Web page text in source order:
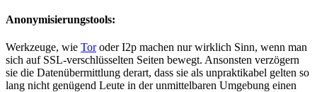
Anonymisierungstools:
Werkzeuge, wie Toroder I2p machen nur wirklich Sinn, wenn man
sich auf SSL-verschlüsselten Seiten bewegt. Ansonsten verzögern
sie die Datenübermittlung derart, dass sie als unpraktikabel gelten so
lang nicht genügend Leute in der unmittelbaren Umgebung einen